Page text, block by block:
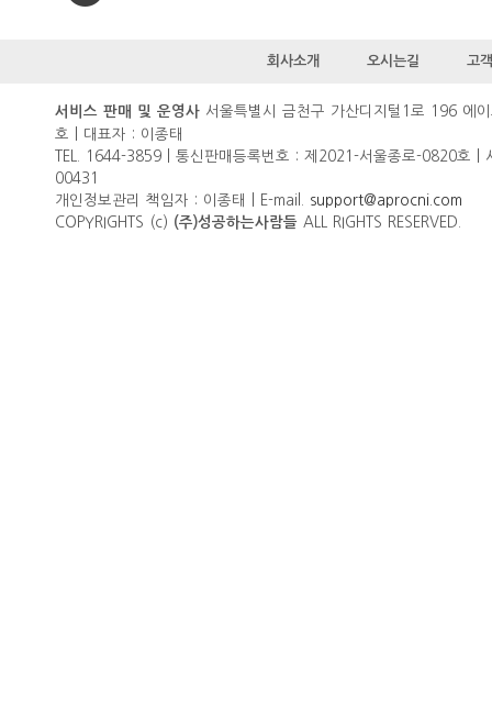
회사소개 오시는길 고
서비스 판매 및 운영사 서울특별시 금천구 가산디지털1로 196 에
호 | 대표자 : 이종태
TEL. 1644-3859 | 통신판매등록번호 : 제2021-서울종로-0820호 |
00431
개인정보관리 책임자 : 이종태 | E-mail. support@aprocni.com
COPYRIGHTS (c) (주)성공하는사람들 ALL RIGHTS RESERVED.